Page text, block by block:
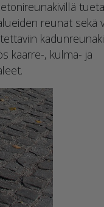
reunat sekä
kaarre-, kulma- ja